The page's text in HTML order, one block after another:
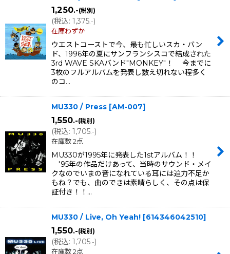
1,250.-(税別)
(税込: 1,375 .-)
在庫わずか
ウエストコーストで今、最も忙しいスカ・バン
ド、1996年の夏にサンフランシスコで結成された
3rd WAVE SKAバンド"MONKEY"！ 今までに
3枚のフルアルバムを発表し数え切れない程多く
のコ…
MU330 / Press [AM-007]
1,550.-(税別)
(税込: 1,705 .-)
在庫数 2点
MU330が1995年に発表した1stアルバム！！
'95年の作品だけあって、当時のサウンド・メイ
クなのでいまの音になれている耳には迫力不足か
もね？でも、曲のできは素晴らしく、その点は保
証付き！！…
MU330 / Live, Oh Yeah! [614346042510]
1,550.-(税別)
(税込: 1,705 .-)
在庫数 2点